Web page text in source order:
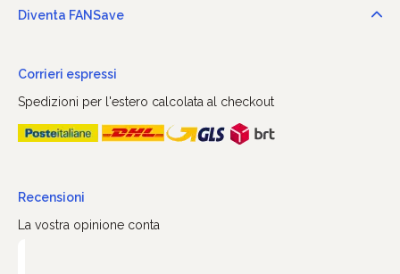
Diventa FANSave
Corrieri espressi
Spedizioni per l'estero calcolata al checkout
Recensioni
La vostra opinione conta